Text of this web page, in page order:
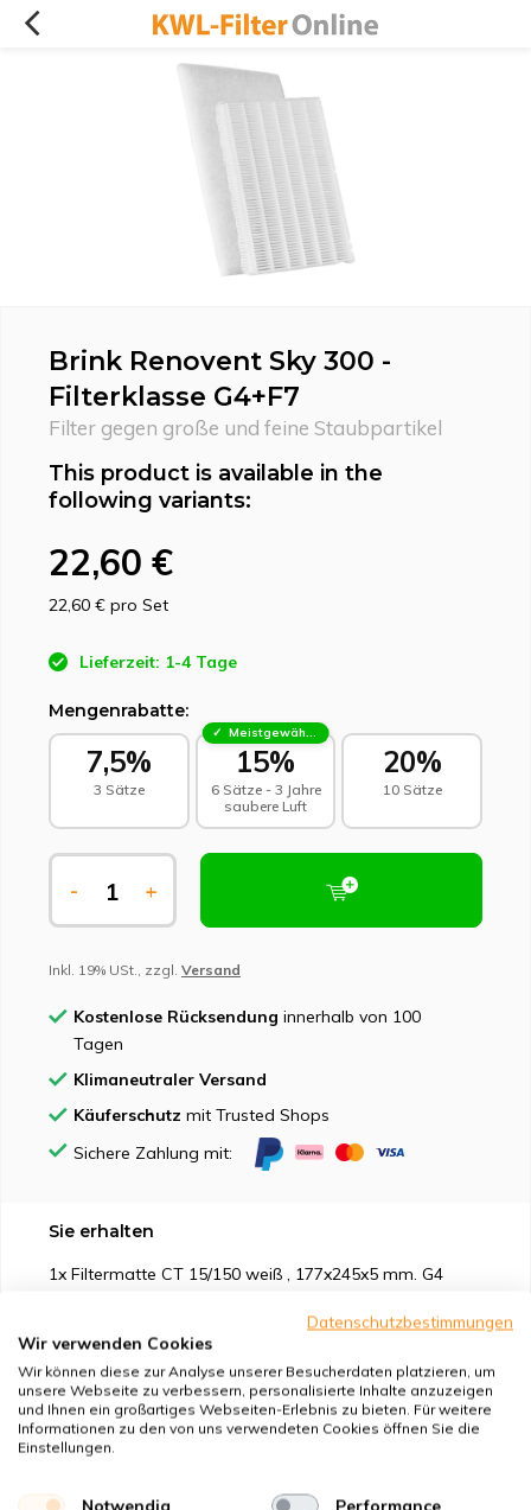
Brink Renovent Sky 300 -
Filterklasse G4+F7
Filter gegen große und feine Staubpartikel
This product is available in the
following variants:
22,60 €
22,60 € pro Set
Lieferzeit: 1-4 Tage
Mengenrabatte:
7,5%
3 Sätze
Meistgewählt - Nachhaltige Wahl
15%
6 Sätze - 3 Jahre
saubere Luft
20%
10 Sätze
- +
Inkl. 19% USt., zzgl. Versand
Kostenlose Rücksendung innerhalb von 100
Tagen
Klimaneutraler Versand
Käuferschutz mit Trusted Shops
Sichere Zahlung mit:
Sie erhalten
1x Filtermatte CT 15/150 weiß , 177x245x5 mm. G4
Geeignet für
Schutz vor
Datenschutzbestimmungen
Wir verwenden Cookies
Wir können diese zur Analyse unserer Besucherdaten platzieren, um
unsere Webseite zu verbessern, personalisierte Inhalte anzuzeigen
und Ihnen ein großartiges Webseiten-Erlebnis zu bieten. Für weitere
Informationen zu den von uns verwendeten Cookies öffnen Sie die
Einstellungen.
Notwendig Performance